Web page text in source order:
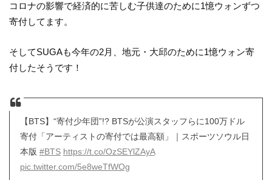
コロナの影響で経済的に苦しむ子供達のために1憶ウォンずつ
寄付してます。
そしてSUGAも今年の2月、地元・大邱のために1憶ウォン寄
付したそうです！
【BTS】“寄付少年団”!? BTSが公演スタッフらに100万ドル
寄付「アーティストの寄付では最高額」｜スポーツソウル日
本版 #BTS https://t.co/OzSEYlZAyA
pic.twitter.com/5e8weTfWOg